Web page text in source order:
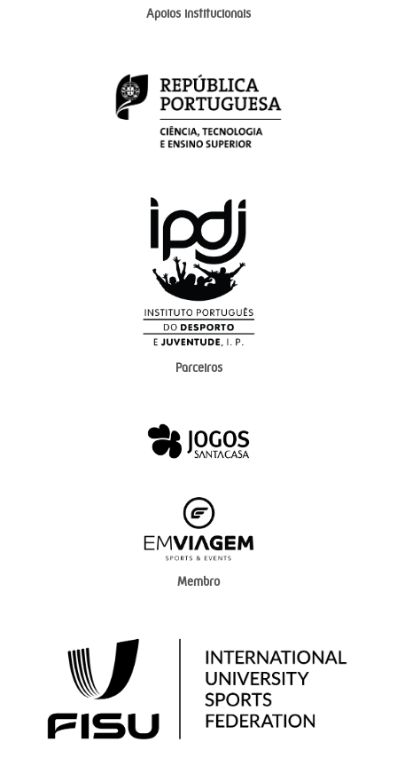
Apoios institucionais
Parceiros
Membro